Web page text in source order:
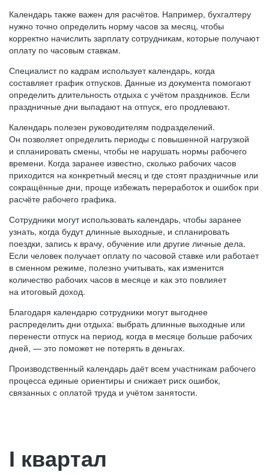
Календарь также важен для расчётов. Например, бухгалтеру
нужно точно определить норму часов за месяц, чтобы
корректно начислить зарплату сотрудникам, которые получают
оплату по часовым ставкам.
Специалист по кадрам использует календарь, когда
составляет график отпусков. Данные из документа помогают
определить длительность отдыха с учётом праздников. Если
праздничные дни выпадают на отпуск, его продлевают.
Календарь полезен руководителям подразделений.
Он позволяет определить периоды с повышенной нагрузкой
и спланировать смены, чтобы не нарушать нормы рабочего
времени. Когда заранее известно, сколько рабочих часов
приходится на конкретный месяц и где стоят праздничные или
сокращённые дни, проще избежать переработок и ошибок при
расчёте рабочего графика.
Сотрудники могут использовать календарь, чтобы заранее
узнать, когда будут длинные выходные, и спланировать
поездки, запись к врачу, обучение или другие личные дела.
Если человек получает оплату по часовой ставке или работает
в сменном режиме, полезно учитывать, как изменится
количество рабочих часов в месяце и как это повлияет
на итоговый доход.
Благодаря календарю сотрудники могут выгоднее
распределить дни отдыха: выбрать длинные выходные или
перенести отпуск на период, когда в месяце больше рабочих
дней, — это поможет не потерять в деньгах.
Производственный календарь даёт всем участникам рабочего
процесса единые ориентиры и снижает риск ошибок,
связанных с оплатой труда и учётом занятости.
I квартал